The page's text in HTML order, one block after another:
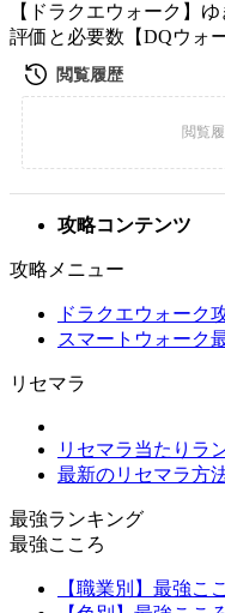
【ドラクエウォーク】
評価と必要数【DQウォー
攻略コンテンツ
攻略メニュー
ドラクエウォーク
スマートウォーク
リセマラ
リセマラ当たりラ
最新のリセマラ方
最強ランキング
最強こころ
【職業別】最強こ